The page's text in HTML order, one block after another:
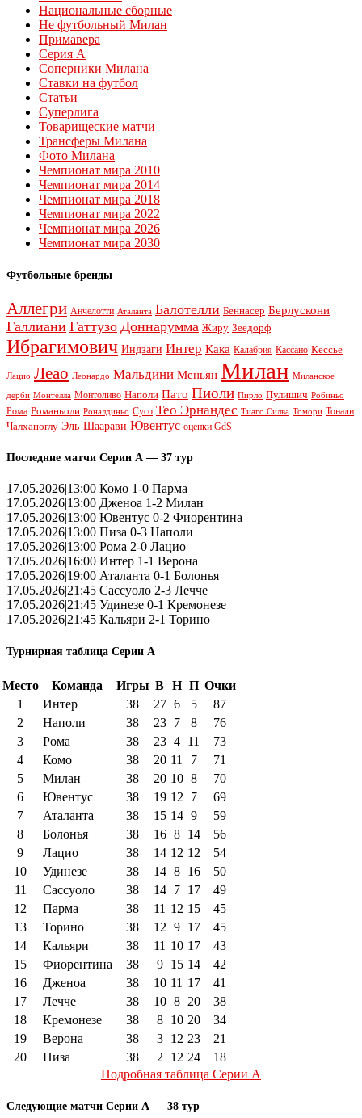
Национальные сборные
Не футбольный Милан
Примавера
Серия А
Соперники Милана
Ставки на футбол
Статьи
Суперлига
Товарищеские матчи
Трансферы Милана
Фото Милана
Чемпионат мира 2010
Чемпионат мира 2014
Чемпионат мира 2018
Чемпионат мира 2022
Чемпионат мира 2026
Чемпионат мира 2030
Футбольные бренды
Аллегри Анчелотти Аталанта Балотелли Беннасер Берлускони
Галлиани Гаттузо Доннарумма Жиру Зеедорф
Ибрагимович Индзаги Интер Кака Калабрия Кассано Кессье
Лацио Леао Леонардо Мальдини Меньян Милан Миланское
дерби Монтелла Монтоливо Наполи Пато Пиоли Пирло Пулишич Робиньо
Рома Романьоли Роналдиньо Сусо Тео Эрнандес Тиаго Силва Томори Тонали
Чалханоглу Эль-Шаарави Ювентус оценки GdS
Последние матчи Серии А — 37 тур
17.05.2026|13:00 Комо 1-0 Парма
17.05.2026|13:00 Дженоа 1-2 Милан
17.05.2026|13:00 Ювентус 0-2 Фиорентина
17.05.2026|13:00 Пиза 0-3 Наполи
17.05.2026|13:00 Рома 2-0 Лацио
17.05.2026|16:00 Интер 1-1 Верона
17.05.2026|19:00 Аталанта 0-1 Болонья
17.05.2026|21:45 Сассуоло 2-3 Лечче
17.05.2026|21:45 Удинезе 0-1 Кремонезе
17.05.2026|21:45 Кальяри 2-1 Торино
Турнирная таблица Серии А
Место Команда Игры В Н П Очки
1
Интер 38 27 6 5
87
2
Наполи 38 23 7 8
76
3
Рома 38 23 4 11
73
4
Комо 38 20 11 7
71
5
Милан 38 20 10 8
70
6
Ювентус 38 19 12 7
69
7
Аталанта 38 15 14 9
59
8
Болонья 38 16 8 14
56
9
Лацио 38 14 12 12
54
10
Удинезе 38 14 8 16
50
11
Сассуоло 38 14 7 17
49
12
Парма 38 11 12 15
45
13
Торино 38 12 9 17
45
14
Кальяри 38 11 10 17
43
15
Фиорентина 38 9 15 14
42
16
Дженоа 38 10 11 17
41
17
Лечче 38 10 8 20
38
18
Кремонезе 38 8 10 20
34
19
Верона 38 3 12 23
21
20
Пиза 38 2 12 24
18
Подробная таблица Серии А
Следующие матчи Серии А — 38 тур